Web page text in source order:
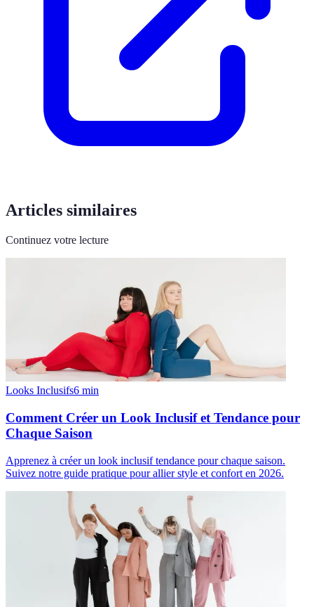
Articles similaires
Continuez votre lecture
Looks Inclusifs6 min
Comment Créer un Look Inclusif et Tendance pour
Chaque Saison
Apprenez à créer un look inclusif tendance pour chaque saison.
Suivez notre guide pratique pour allier style et confort en 2026.